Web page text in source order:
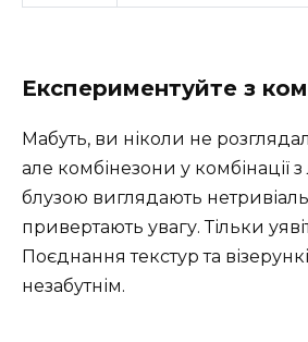
Експериментуйте з
Мабуть, ви ніколи не
але комбінезони у комбінації
блузою виглядають
привертають увагу. Тільки
Поєднання текстур та
незабутнім.